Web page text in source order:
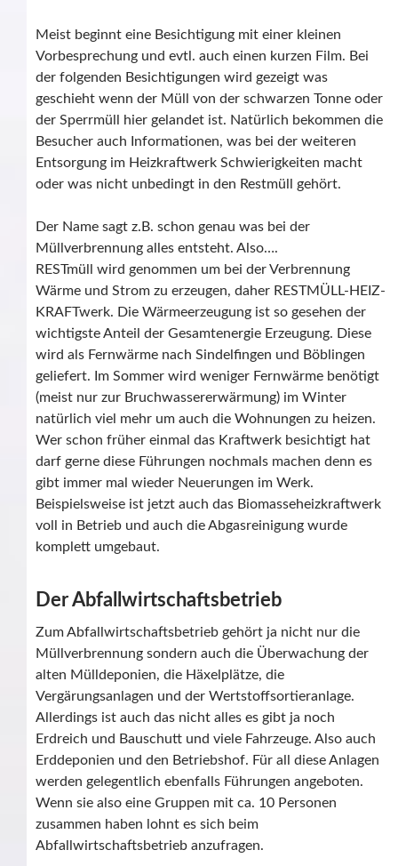
Meist beginnt eine Besichtigung mit einer kleinen
Vorbesprechung und evtl. auch einen kurzen Film. Bei
der folgenden Besichtigungen wird gezeigt was
geschieht wenn der Müll von der schwarzen Tonne oder
der Sperrmüll hier gelandet ist. Natürlich bekommen die
Besucher auch Informationen, was bei der weiteren
Entsorgung im Heizkraftwerk Schwierigkeiten macht
oder was nicht unbedingt in den Restmüll gehört.
Der Name sagt z.B. schon genau was bei der
Müllverbrennung alles entsteht. Also….
RESTmüll wird genommen um bei der Verbrennung
Wärme und Strom zu erzeugen, daher RESTMÜLL-HEIZ-
KRAFTwerk. Die Wärmeerzeugung ist so gesehen der
wichtigste Anteil der Gesamtenergie Erzeugung. Diese
wird als Fernwärme nach Sindelfingen und Böblingen
geliefert. Im Sommer wird weniger Fernwärme benötigt
(meist nur zur Bruchwassererwärmung) im Winter
natürlich viel mehr um auch die Wohnungen zu heizen.
Wer schon früher einmal das Kraftwerk besichtigt hat
darf gerne diese Führungen nochmals machen denn es
gibt immer mal wieder Neuerungen im Werk.
Beispielsweise ist jetzt auch das Biomasseheizkraftwerk
voll in Betrieb und auch die Abgasreinigung wurde
komplett umgebaut.
Der Abfallwirtschaftsbetrieb
Zum Abfallwirtschaftsbetrieb gehört ja nicht nur die
Müllverbrennung sondern auch die Überwachung der
alten Mülldeponien, die Häxelplätze, die
Vergärungsanlagen und der Wertstoffsortieranlage.
Allerdings ist auch das nicht alles es gibt ja noch
Erdreich und Bauschutt und viele Fahrzeuge. Also auch
Erddeponien und den Betriebshof. Für all diese Anlagen
werden gelegentlich ebenfalls Führungen angeboten.
Wenn sie also eine Gruppen mit ca. 10 Personen
zusammen haben lohnt es sich beim
Abfallwirtschaftsbetrieb anzufragen.